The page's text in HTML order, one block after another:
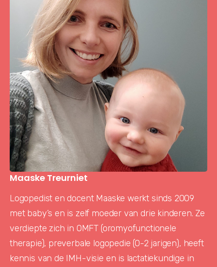
Maaske Treurniet
Logopedist en docent Maaske werkt sinds 2009
met baby’s en is zelf moeder van drie kinderen. Ze
verdiepte zich in OMFT (oromyofunctionele
therapie), preverbale logopedie (0-2 jarigen), heeft
kennis van de IMH-visie en is lactatiekundige in